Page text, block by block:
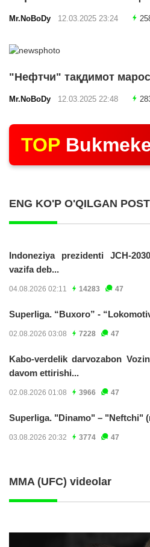
Mr.NoBoDy 12.03.2025 23:24
"Нефтчи" тақдимот
Mr.NoBoDy 12.03.2025 22:48
TOP
ENG KO'P O'QILGAN
Indoneziya prezidenti JCH-
vazifa deb...
04.08.2026 02:11 14283 47
Superliga. “Buxoro” -
02.08.2026 03:08 7228 47
Kabo-verdelik darvozabon
davom ettirishi...
02.08.2026 01:08 3966 47
Superliga. "Dinamo" – "Neftchi"
03.08.2026 20:32 3774 47
MMA (UFC) videolar